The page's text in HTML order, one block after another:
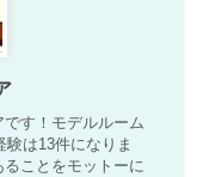
す！モデルルーム
は13件になりま
ことをモットーに